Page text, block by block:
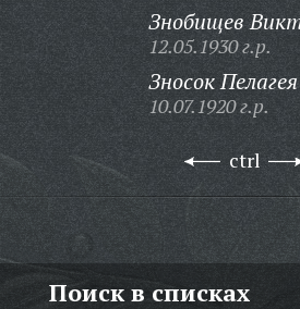
Знобищев
12.05.1930 г.р.
Зносок
10.07.1920 г.р.
ctrl
Поиск в списках